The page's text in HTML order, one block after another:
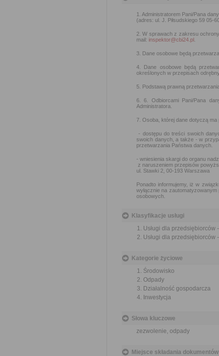
1. Administratorem Pani/Pana
(adres: ul. J. Piłsudskiego 59 05-
2. W sprawach z zakresu
mail: inspektor@cbi24.pl
3. Dane osobowe będą
4. Dane osobowe będą
określonych w przepisach
5. Podstawą prawną
6. 6. Odbiorcami Pani/Pana
Administratora.
7. Osoba, której dane dotyczą ma
- dostępu do treści swoich
swoich danych, a także - w
przetwarzania Państwa danych.
- wniesienia skargi do organu
z naruszeniem przepisów
ul. Stawki 2, 00-193 Warszawa
Ponadto informujemy, iż w
wyłącznie na
osobowych.
Klasyfikacje usługi
Usługi dla przedsiębiorców
Usługi dla
Kategorie życiowe
Środowisko
Odpady
Działalność gospodarcza
Inwestycja
Słowa kluczowe
zezwolenie, odpady
Miejsce składania dokumentów